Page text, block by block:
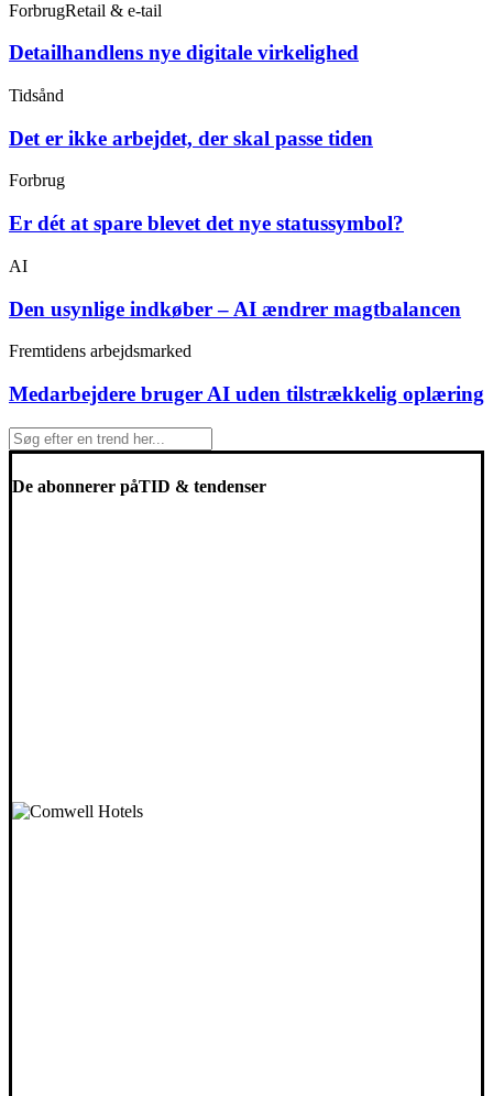
ForbrugRetail & e-tail
Detailhandlens nye digitale virkelighed
Tidsånd
Det er ikke arbejdet, der skal passe tiden
Forbrug
Er dét at spare blevet det nye statussymbol?
AI
Den usynlige indkøber – AI ændrer magtbalancen
Fremtidens arbejdsmarked
Medarbejdere bruger AI uden tilstrækkelig oplæring
De abonnerer påTID & tendenser